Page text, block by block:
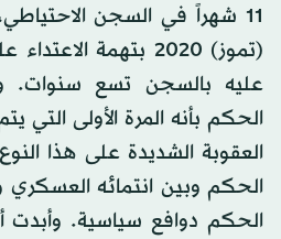
11 شهراً في السجن
(تموز) 2020 بتهمة
عليه بالسجن تسع سنوات.
الحكم بأنه المرة الأولى
العقوبة الشديدة على هذا
الحكم وبين انتمائه العسكري
الحكم دوافع سياسية.